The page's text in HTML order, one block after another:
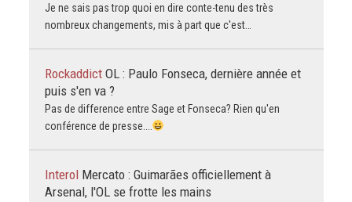
Je ne sais pas trop quoi en dire conte-tenu des très
nombreux changements, mis à part que c'est…
Rockaddict OL : Paulo Fonseca, dernière année et
puis s'en va ?
Pas de difference entre Sage et Fonseca? Rien qu'en
conférence de presse....
Interol Mercato : Guimarães officiellement à
Arsenal, l'OL se frotte les mains